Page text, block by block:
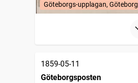
Göteborgs-upplagan, Göteborg
1859-05-11
Göteborgsposten